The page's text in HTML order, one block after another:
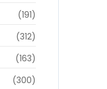
(191)
(312)
(163)
(300)